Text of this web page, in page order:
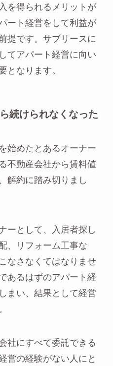
を得られるメリットが
ート経営をして利益が
提です。サブリースに
てアパート経営に向い
となります。
続けられなくなった
始めたとあるオーナー
不動産会社から賃料値
解約に踏み切りまし
ーとして、入居者探し
、リフォーム工事な
なさなくてはなりませ
あるはずのアパート経
まい、結果として経営
社にすべて委託できる
営の経験がない人にと